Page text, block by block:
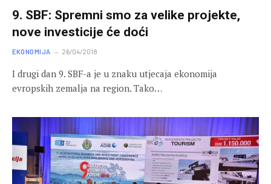
9. SBF: Spremni smo za velike projekte,
nove investicije će doći
EKONOMIJA 26/04/2018
I drugi dan 9. SBF-a je u znaku utjecaja ekonomija
evropskih zemalja na region. Tako…